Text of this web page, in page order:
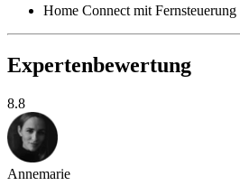
Home Connect mit Fernsteuerung
Expertenbewertung
8.8
Annemarie